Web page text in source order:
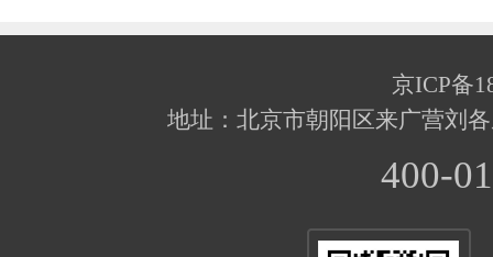
京ICP备
地址：北京市朝阳区来广营刘
400-